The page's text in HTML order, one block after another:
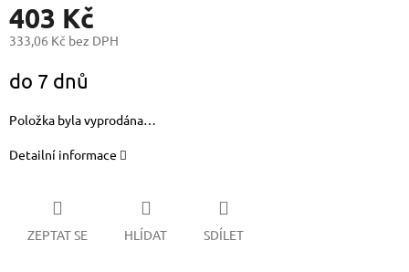
403 Kč
333,06 Kč bez DPH
cena:
do 7 dnů
Položka byla vyprodána…
Detailní informace
ZEPTAT SE HLÍDAT SDÍLET